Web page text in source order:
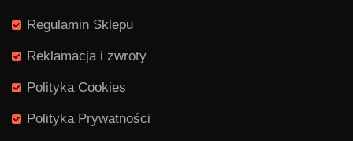
Regulamin Sklepu
Reklamacja i zwroty
Polityka Cookies
Polityka Prywatności